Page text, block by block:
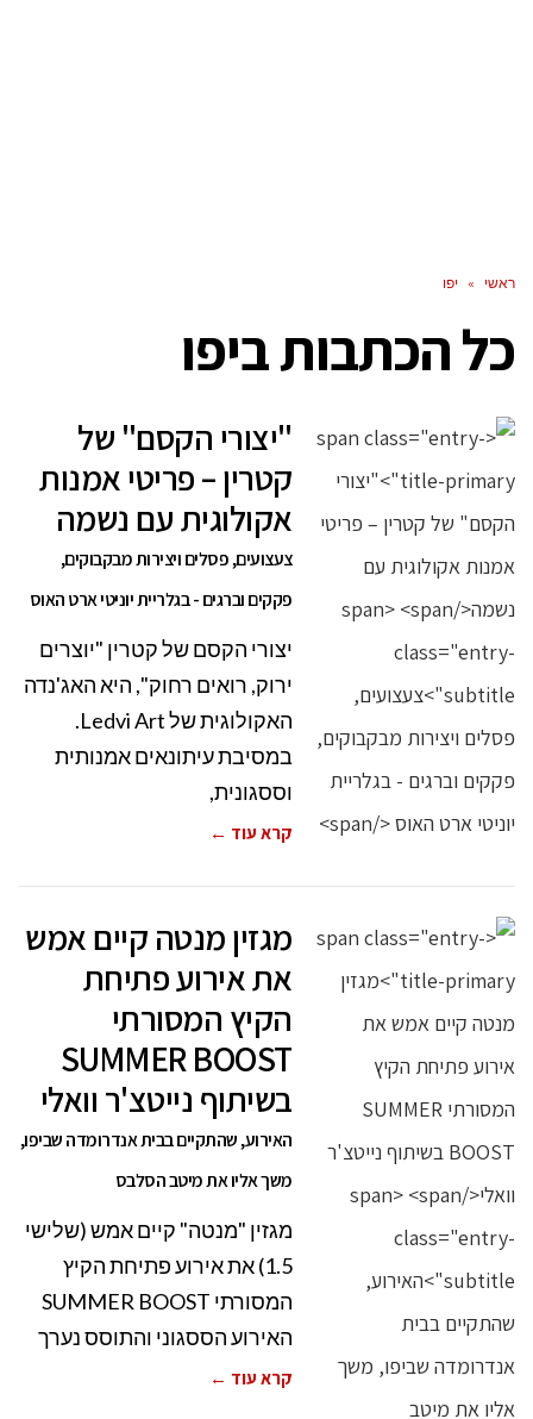
ראשי » יפו
כל הכתבות ביפו
"יצורי הקסם" של
קטרין – פריטי אמנות
אקולוגית עם נשמה
צעצועים, פסלים ויצירות מבקבוקים,
פקקים וברגים - בגלריית יוניטי ארט האוס
יצורי הקסם של קטרין "יוצרים
ירוק, רואים רחוק", היא האג'נדה
האקולוגית של Ledvi Art.
במסיבת עיתונאים אמנותית
וססגונית,
קרא עוד ←
מגזין מנטה קיים אמש
את אירוע פתיחת
הקיץ המסורתי
SUMMER BOOST
בשיתוף נייטצ'ר וואלי
האירוע, שהתקיים בבית אנדרומדה שביפו,
משך אליו את מיטב הסלבס
מגזין "מנטה" קיים אמש (שלישי
1.5) את אירוע פתיחת הקיץ
המסורתי SUMMER BOOST
האירוע הססגוני והתוסס נערך
קרא עוד ←